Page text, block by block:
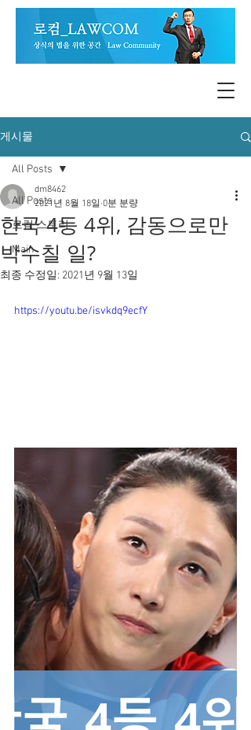
게시물
All Posts
로컴 스토리
Main
All Posts
한국 4등 4위, 감동으로만
박수칠 일?
dm8462
2021년 8월 18일 0분 분량
최종 수정일: 2021년 9월 13일
https://youtu.be/isvkdq9ecfY